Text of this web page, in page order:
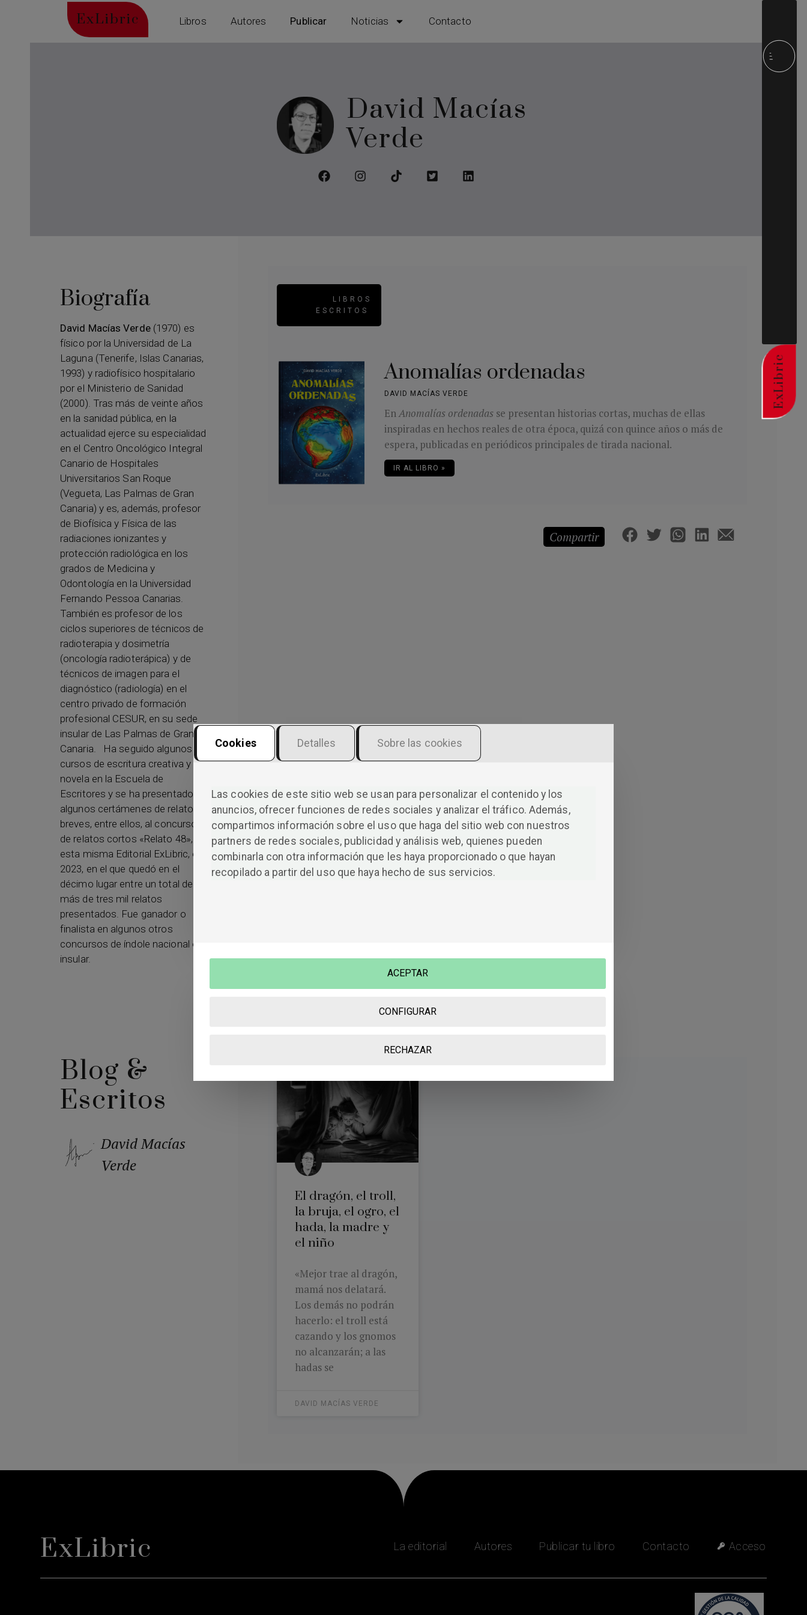
ExLibric
ExLibric Libros Autores Publicar Noticias Contacto
David Macías
Verde
Biografía
David Macías Verde(1970) es
físico por la Universidad de La
Laguna (Tenerife, Islas Canarias,
1993) y radiofísico hospitalario
por el Ministerio de Sanidad
(2000). Tras más de veinte años
en la sanidad pública, en la
actualidad ejerce su especialidad
en el Centro Oncológico Integral
Canario de Hospitales
Universitarios San Roque
(Vegueta, Las Palmas de Gran
Canaria) y es, además, profesor
de Biofísica y Física de las
radiaciones ionizantes y
protección radiológica en los
grados de Medicina y
Odontología en la Universidad
Fernando Pessoa Canarias.
También es profesor de los
ciclos superiores de técnicos de
radioterapia y dosimetría
(oncología radioterápica) y de
técnicos de imagen para el
diagnóstico (radiología) en el
centro privado de formación
profesional CESUR, en su sede
insular de Las Palmas de Gran
Canaria. Ha seguido algunos
cursos de escritura creativa y
novela en la Escuela de
Escritores y se ha presentado a
algunos certámenes de relatos
breves, entre ellos, al concurso
de relatos cortos «Relato 48», de
esta misma Editorial ExLibric, en
2023, en el que quedó en el
décimo lugar entre un total de
más de tres mil relatos
presentados. Fue ganador o
finalista en algunos otros
concursos de índole nacional o
insular.
LIBROS
ESCRITOS
Anomalías ordenadas
DAVID MACÍAS VERDE
EnAnomalías ordenadas se presentan historias cortas, muchas de ellas
inspiradas en hechos reales de otra época, quizá con quince años o más de
espera, publicadas en periódicos principales de tirada nacional.
IR AL LIBRO »
Compartir
Blog &
Escritos
David Macías
Verde
El dragón, el troll,
la bruja, el ogro, el
hada, la madre y
el niño
«Mejor trae al dragón,
mamá nos delatará.
Los demás no podrán
hacerlo: el troll está
cazando y los gnomos
no alcanzarán; a las
hadas se
DAVID MACÍAS VERDE
ExLibric La editorial Autores Publicar tu libro Contacto Acceso
Cookies
Las cookies de este sitio web se usan para personalizar el contenido y los
anuncios, ofrecer funciones de redes sociales y analizar el tráfico. Además,
compartimos información sobre el uso que haga del sitio web con nuestros
partners de redes sociales, publicidad y análisis web, quienes pueden
combinarla con otra información que les haya proporcionado o que hayan
recopilado a partir del uso que haya hecho de sus servicios.
Detalles Sobre las cookies
RECHAZAR
CONFIGURAR
ACEPTAR
Quiero información para publicar